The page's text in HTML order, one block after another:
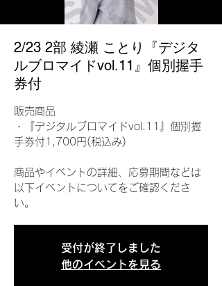
2/23 2部 綾瀬 ことり『デジタ
ルブロマイドvol.11』個別握手
券付
販売商品
・『デジタルブロマイドvol.11』個別握
手券付1,700円(税込み)
商品やイベントの詳細、応募期間などは
以下イベントについてをご確認くださ
い。
受付が終了しました
他のイベントを見る